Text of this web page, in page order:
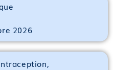
2026